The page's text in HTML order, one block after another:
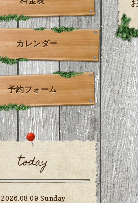
カレンダー
予約フォーム
today
2026.08.09 Sunday